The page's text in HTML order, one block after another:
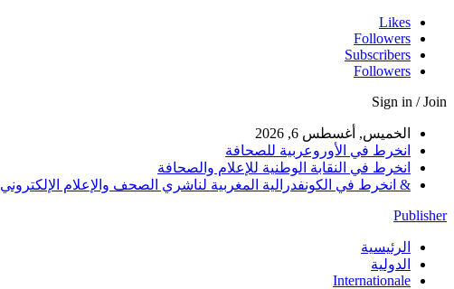
Likes
Followers
Subscribers
Followers
Sign in / Join
الخميس, أغسطس 6, 2026
انخرط في الأوروعربية للصحافة
انخرط في النقابة الوطنية للإعلام والصحافة
& انخرط في الكونفدرالية المغربية لناشري الصحف والإعلام الإلكتروني MEDIAS
Publisher
الرئيسية
الدولية
Internationale